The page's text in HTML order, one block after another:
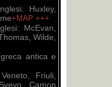
Huxley,
+MAP +++
McEvan,
Wilde,
antica e
Friuli,
Camon